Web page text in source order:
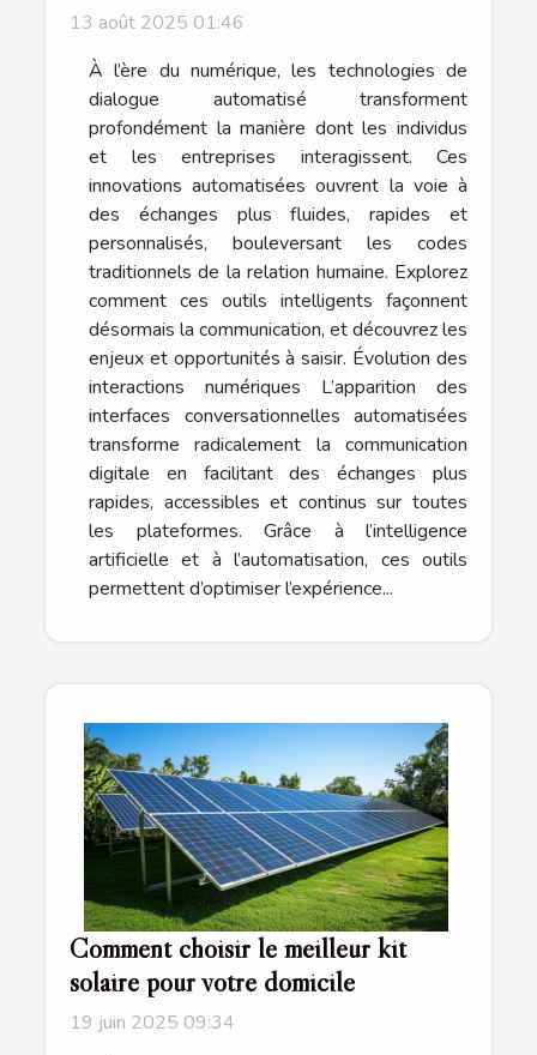
13 août 2025 01:46
À l’ère du numérique, les technologies de
dialogue automatisé transforment
profondément la manière dont les individus
et les entreprises interagissent. Ces
innovations automatisées ouvrent la voie à
des échanges plus fluides, rapides et
personnalisés, bouleversant les codes
traditionnels de la relation humaine. Explorez
comment ces outils intelligents façonnent
désormais la communication, et découvrez les
enjeux et opportunités à saisir. Évolution des
interactions numériques L’apparition des
interfaces conversationnelles automatisées
transforme radicalement la communication
digitale en facilitant des échanges plus
rapides, accessibles et continus sur toutes
les plateformes. Grâce à l’intelligence
artificielle et à l’automatisation, ces outils
permettent d’optimiser l’expérience...
Comment choisir le meilleur kit
solaire pour votre domicile
19 juin 2025 09:34